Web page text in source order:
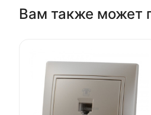
Вам также может